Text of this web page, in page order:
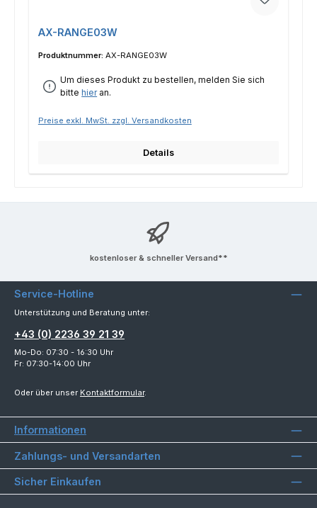
AX-RANGE03W
Produktnummer: AX-RANGE03W
Um dieses Produkt zu bestellen, melden Sie sich
bittehieran.
Preise exkl. MwSt. zzgl. Versandkosten
Details
kostenloser & schneller Versand**
Service-Hotline
Unterstützung und Beratung unter:
+43 (0) 2236 39 21 39
Mo-Do: 07:30 - 16:30 Uhr
Fr: 07:30-14:00 Uhr
Oder über unser Kontaktformular.
Informationen
Zahlungs- und Versandarten
Sicher Einkaufen